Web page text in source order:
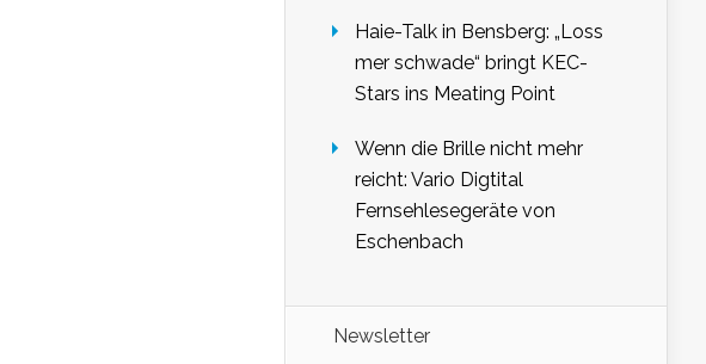
Haie-Talk in Bensberg: „Loss
mer schwade“ bringt KEC-
Stars ins Meating Point
Wenn die Brille nicht mehr
reicht: Vario Digtital
Fernsehlesegeräte von
Eschenbach
Newsletter